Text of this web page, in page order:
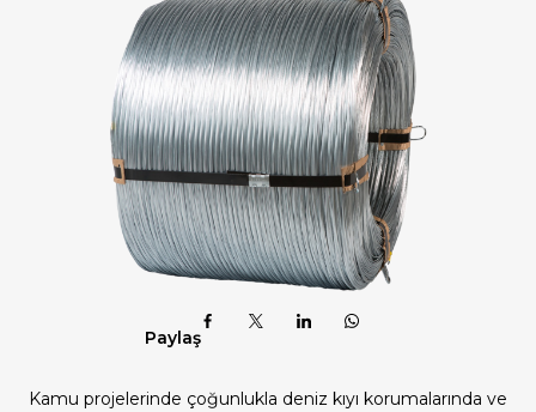
Paylaş
Kamu projelerinde çoğunlukla deniz kıyı korumalarında ve